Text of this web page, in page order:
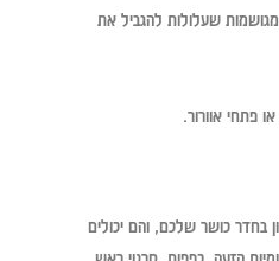
שעלולות להגביל את
פתחי אוורור.
בחדר כושר שלכם, והם יכולים